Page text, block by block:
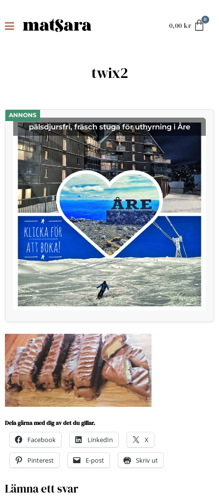
0,00 kr
twix2
ANNONS
pälsdjursfri, fräsch stuga för uthyrning i Åre
Dela gärna med dig av det du gillar.
Facebook LinkedIn X
Pinterest E-post Skriv ut
Lämna ett svar